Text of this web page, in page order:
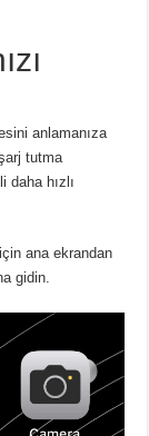
anlamanıza
tutma
daha hızlı
ana ekrandan
gidin.